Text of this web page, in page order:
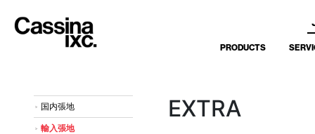
PRODUCTS
EXTRA
国内張地
輸入張地